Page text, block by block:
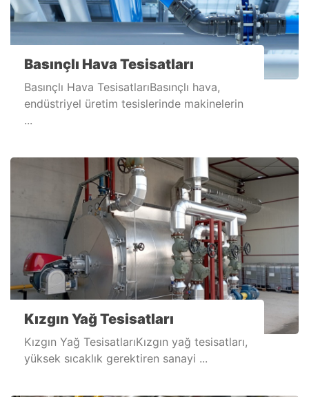
Basınçlı Hava Tesisatları
Basınçlı Hava TesisatlarıBasınçlı hava,
endüstriyel üretim tesislerinde makinelerin
...
Kızgın Yağ Tesisatları
Kızgın Yağ TesisatlarıKızgın yağ tesisatları,
yüksek sıcaklık gerektiren sanayi ...